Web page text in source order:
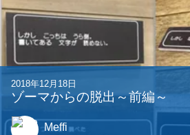
2018年12月18日
ゾーマからの脱出～前編～
Meffi